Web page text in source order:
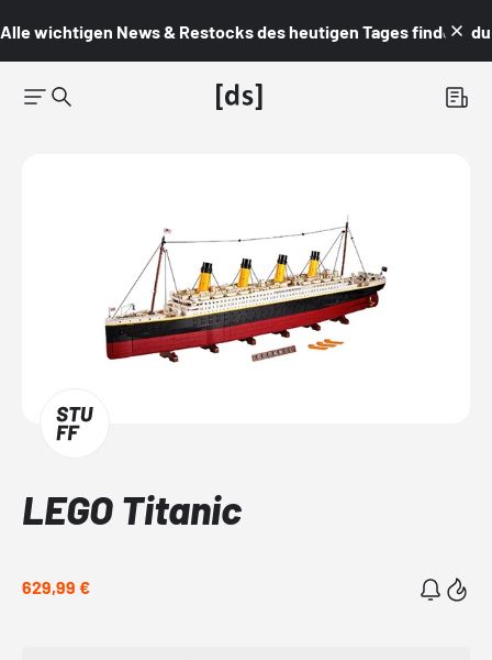
Alle wichtigen News & Restocks des heutigen Tages findest du
LEGO Titanic
629,99 €